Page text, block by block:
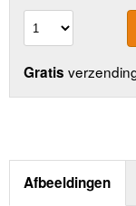
Gratis
Afbeeldingen